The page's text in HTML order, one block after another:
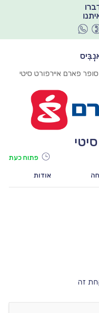
סופר פארם איירפורט סיטי
פתוח כעת
אודות
זה